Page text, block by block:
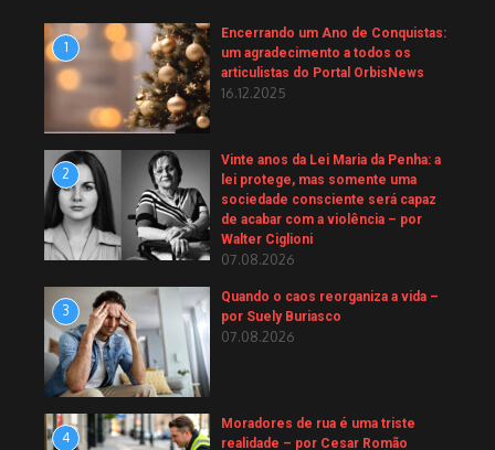
1
Encerrando um Ano de Conquistas:
um agradecimento a todos os
articulistas do Portal OrbisNews
16.12.2025
2
Vinte anos da Lei Maria da Penha: a
lei protege, mas somente uma
sociedade consciente será capaz
de acabar com a violência – por
Walter Ciglioni
07.08.2026
3
Quando o caos reorganiza a vida –
por Suely Buriasco
07.08.2026
4
Moradores de rua é uma triste
realidade – por Cesar Romão